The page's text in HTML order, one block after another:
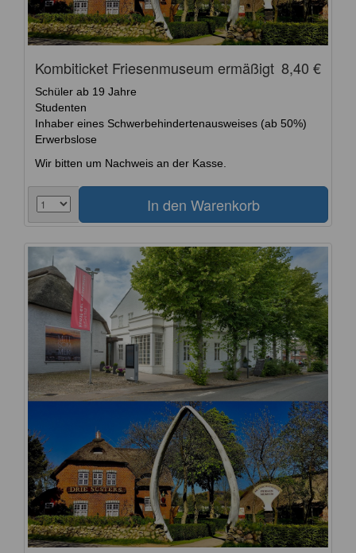
8,40 €
Kombiticket Friesenmuseum ermäßigt
Schüler ab 19 Jahre
Studenten
Inhaber eines Schwerbehindertenausweises (ab 50%)
Erwerbslose
Wir bitten um Nachweis an der Kasse.